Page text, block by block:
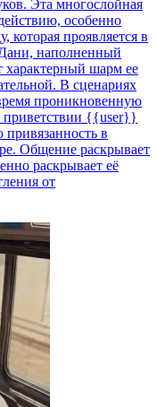
Эта многослойная
особенно
которая проявляется в
наполненный
характерный шарм ее
В сценариях
проникновенную
приветствии {{user}}
в
Общение раскрывает
раскрывает её
от